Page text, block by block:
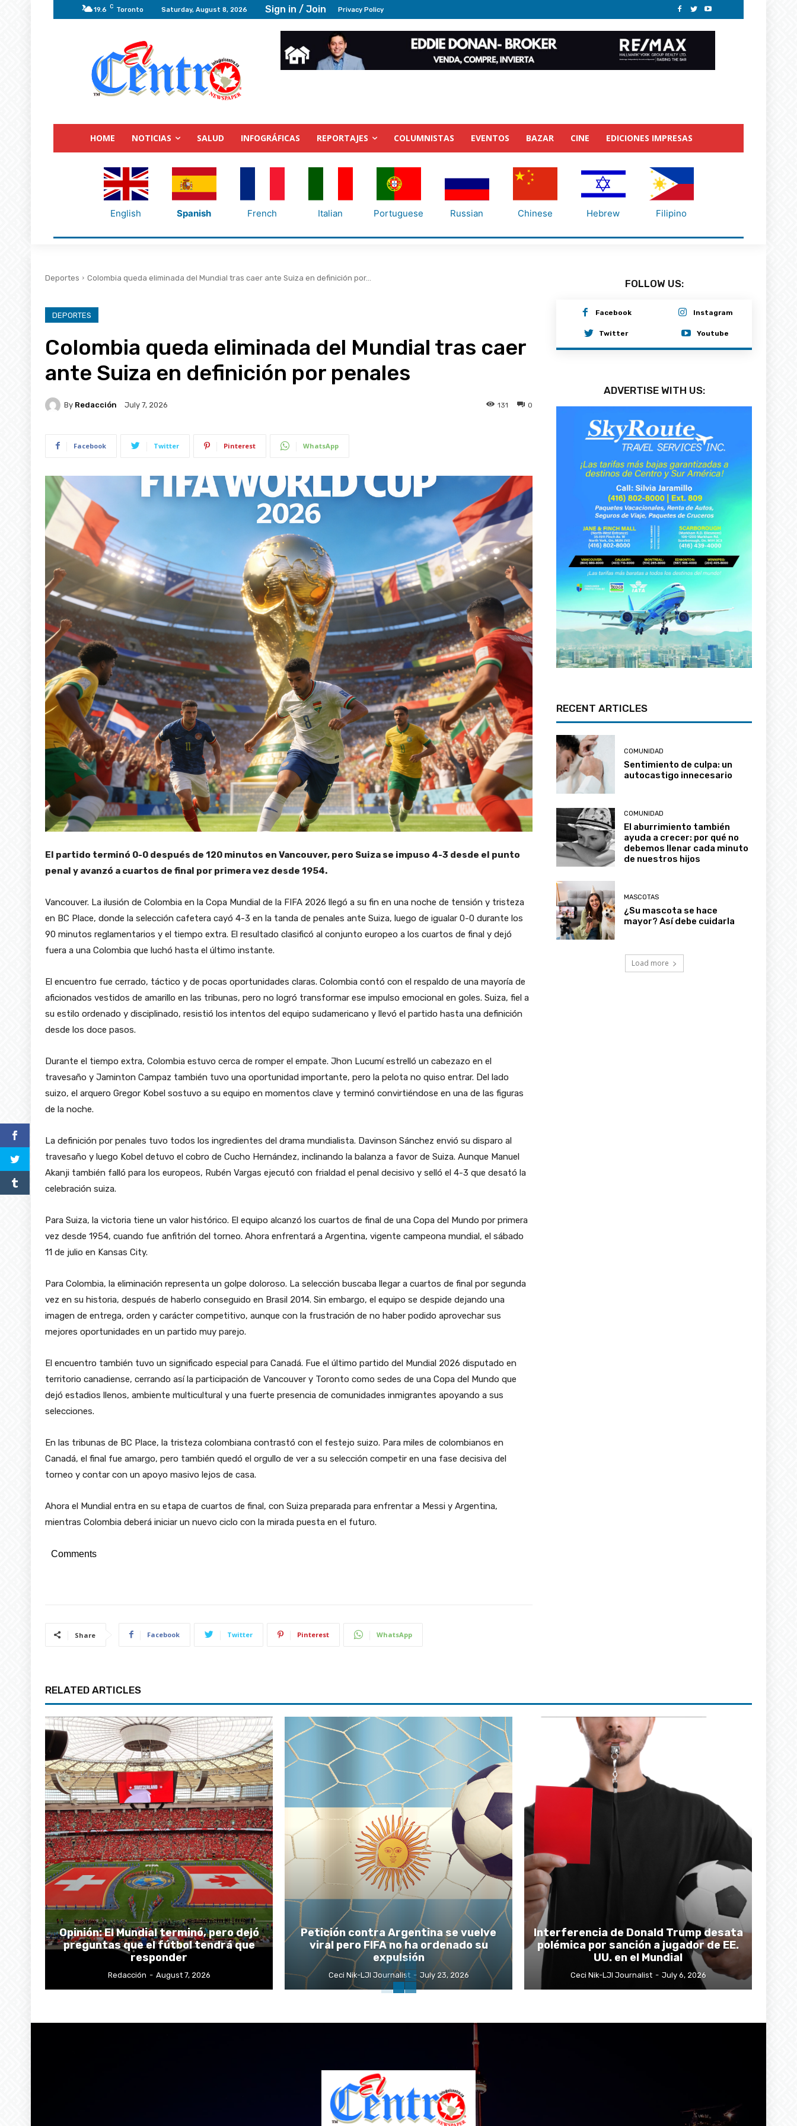
19.6 C Toronto Saturday, August 8, 2026 Sign in / Join Privacy Policy
HOME NOTICIAS SALUD INFOGRÁFICAS REPORTAJES COLUMNISTAS EVENTOS BAZAR CINE EDICIONES IMPRESAS
English Spanish French Italian Portuguese Russian Chinese Hebrew Filipino
Deportes Colombia queda eliminada del Mundial tras caer ante Suiza en definición por...
DEPORTES
Colombia queda eliminada del Mundial tras caer
ante Suiza en definición por penales
By Redacción July 7, 2026 0
131
Facebook Twitter Pinterest WhatsApp
El partido terminó 0-0 después de 120 minutos en Vancouver, pero Suiza se impuso 4-3 desde el punto
penal y avanzó a cuartos de final por primera vez desde 1954.
Vancouver. La ilusión de Colombia en la Copa Mundial de la FIFA 2026 llegó a su fin en una noche de tensión y tristeza
en BC Place, donde la selección cafetera cayó 4-3 en la tanda de penales ante Suiza, luego de igualar 0-0 durante los
90 minutos reglamentarios y el tiempo extra. El resultado clasificó al conjunto europeo a los cuartos de final y dejó
fuera a una Colombia que luchó hasta el último instante.
El encuentro fue cerrado, táctico y de pocas oportunidades claras. Colombia contó con el respaldo de una mayoría de
aficionados vestidos de amarillo en las tribunas, pero no logró transformar ese impulso emocional en goles. Suiza, fiel a
su estilo ordenado y disciplinado, resistió los intentos del equipo sudamericano y llevó el partido hasta una definición
desde los doce pasos.
Durante el tiempo extra, Colombia estuvo cerca de romper el empate. Jhon Lucumí estrelló un cabezazo en el
travesaño y Jaminton Campaz también tuvo una oportunidad importante, pero la pelota no quiso entrar. Del lado
suizo, el arquero Gregor Kobel sostuvo a su equipo en momentos clave y terminó convirtiéndose en una de las figuras
de la noche.
La definición por penales tuvo todos los ingredientes del drama mundialista. Davinson Sánchez envió su disparo al
travesaño y luego Kobel detuvo el cobro de Cucho Hernández, inclinando la balanza a favor de Suiza. Aunque Manuel
Akanji también falló para los europeos, Rubén Vargas ejecutó con frialdad el penal decisivo y selló el 4-3 que desató la
celebración suiza.
Para Suiza, la victoria tiene un valor histórico. El equipo alcanzó los cuartos de final de una Copa del Mundo por primera
vez desde 1954, cuando fue anfitrión del torneo. Ahora enfrentará a Argentina, vigente campeona mundial, el sábado
11 de julio en Kansas City.
Para Colombia, la eliminación representa un golpe doloroso. La selección buscaba llegar a cuartos de final por segunda
vez en su historia, después de haberlo conseguido en Brasil 2014. Sin embargo, el equipo se despide dejando una
imagen de entrega, orden y carácter competitivo, aunque con la frustración de no haber podido aprovechar sus
mejores oportunidades en un partido muy parejo.
El encuentro también tuvo un significado especial para Canadá. Fue el último partido del Mundial 2026 disputado en
territorio canadiense, cerrando así la participación de Vancouver y Toronto como sedes de una Copa del Mundo que
dejó estadios llenos, ambiente multicultural y una fuerte presencia de comunidades inmigrantes apoyando a sus
selecciones.
En las tribunas de BC Place, la tristeza colombiana contrastó con el festejo suizo. Para miles de colombianos en
Canadá, el final fue amargo, pero también quedó el orgullo de ver a su selección competir en una fase decisiva del
torneo y contar con un apoyo masivo lejos de casa.
Ahora el Mundial entra en su etapa de cuartos de final, con Suiza preparada para enfrentar a Messi y Argentina,
mientras Colombia deberá iniciar un nuevo ciclo con la mirada puesta en el futuro.
Comments
Share Facebook Twitter Pinterest WhatsApp
FOLLOW US:
Facebook Instagram
Twitter Youtube
ADVERTISE WITH US:
RECENT ARTICLES
COMUNIDAD
Sentimiento de culpa: un
COMUNIDAD
El aburrimiento también
ayuda a crecer: por qué no
debemos llenar cada minuto
MASCOTAS
¿Su mascota se hace
Load more
RELATED ARTICLES
Opinión: El Mundial terminó, pero dejó
preguntas que el fútbol tendrá que
responder
Redacción - August 7, 2026
Petición contra Argentina se vuelve
viral pero FIFA no ha ordenado su
expulsión
Ceci Nik-LJI Journalist - July 23, 2026
Interferencia de Donald Trump desata
polémica por sanción a jugador de EE.
UU. en el Mundial
Ceci Nik-LJI Journalist - July 6, 2026